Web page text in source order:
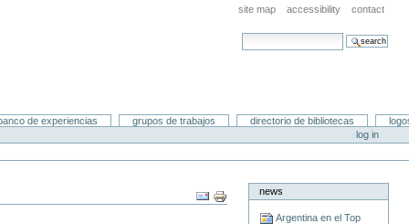
site map accessibility contact
search site
de experiencias grupos de trabajos directorio de bibliotecas
log in
Document
Actions
news
Argentina en el Top